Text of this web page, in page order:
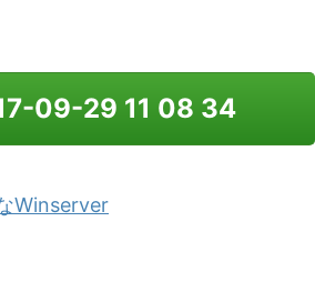
09-29 11 08 34
Winserver